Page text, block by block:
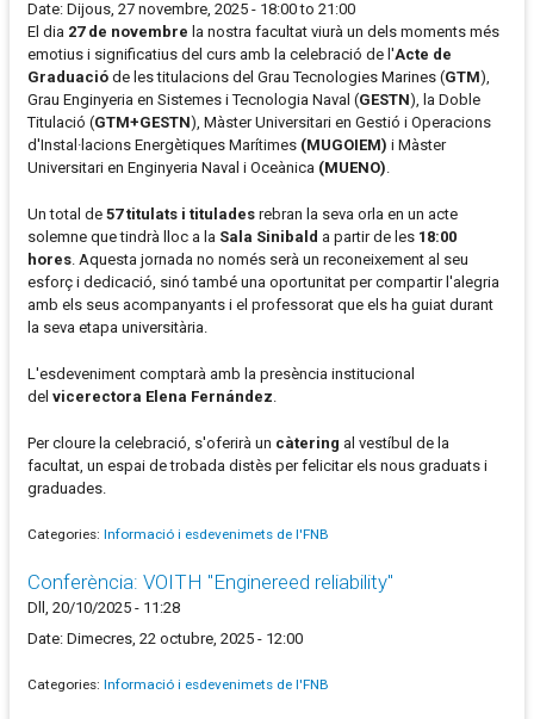
Date: Dijous, 27 novembre, 2025 - 18:00 to 21:00
El dia 27 de novembre la nostra facultat viurà un dels moments més
emotius i significatius del curs amb la celebració de l'Acte de
Graduació de les titulacions del Grau Tecnologies Marines (GTM),
Grau Enginyeria en Sistemes i Tecnologia Naval (GESTN), la Doble
Titulació (GTM+GESTN), Màster Universitari en Gestió i Operacions
d'Instal·lacions Energètiques Marítimes (MUGOIEM) i Màster
Universitari en Enginyeria Naval i Oceànica (MUENO)
Un total de 57 titulats i titulades rebran la seva orla en un acte
solemne que tindrà lloc a la Sala Sinibald a partir de les 18:00
hores . Aquesta jornada no només serà un reconeixement al seu
esforç i dedicació, sinó també una oportunitat per compartir l'alegria
amb els seus acompanyants i el professorat que els ha guiat durant
la seva etapa universitària.
L'esdeveniment comptarà amb la presència institucional
del vicerectora Elena Fernández
Per cloure la celebració, s'oferirà un càtering al vestíbul de la
facultat, un espai de trobada distès per felicitar els nous graduats i
graduades.
Categories: Informació i esdevenimets de l'FNB
Conferència: VOITH "Enginereed reliability"
Dll, 20/10/2025 - 11:28
Date: Dimecres, 22 octubre, 2025 - 12:00
Categories: Informació i esdevenimets de l'FNB